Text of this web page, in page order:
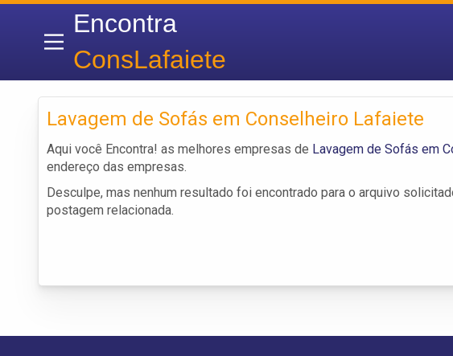
Encontra
ConsLafaiete
Lavagem de Sofás em Conselheiro Lafaiete
Aqui você Encontra! as melhores empresas de Lavagem de Sofás em
endereço das empresas.
Desculpe, mas nenhum resultado foi encontrado para o arquivo
postagem relacionada.